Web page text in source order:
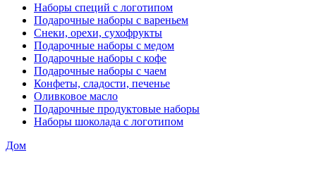
Наборы специй с логотипом
Подарочные наборы с вареньем
Снеки, орехи, сухофрукты
Подарочные наборы с медом
Подарочные наборы с кофе
Подарочные наборы с чаем
Конфеты, сладости, печенье
Оливковое масло
Подарочные продуктовые наборы
Наборы шоколада с логотипом
Дом